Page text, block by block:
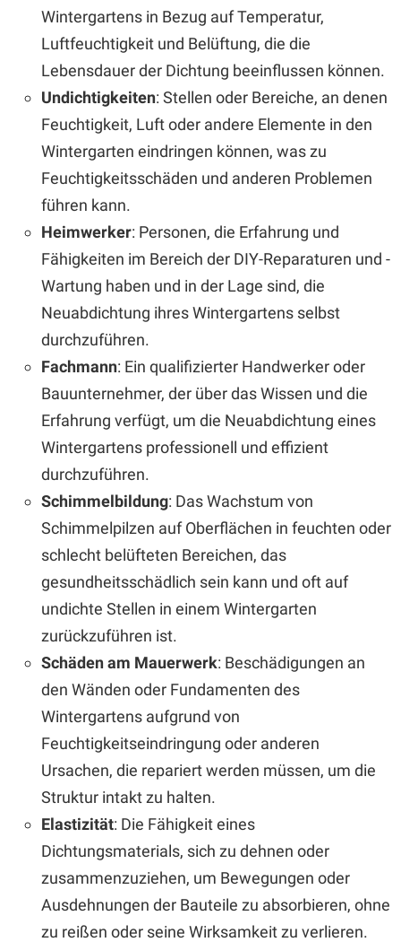
Wintergartens in Bezug auf Temperatur,
Luftfeuchtigkeit und Belüftung, die die
Lebensdauer der Dichtung beeinflussen können.
Undichtigkeiten: Stellen oder Bereiche, an denen
Feuchtigkeit, Luft oder andere Elemente in den
Wintergarten eindringen können, was zu
Feuchtigkeitsschäden und anderen Problemen
führen kann.
Heimwerker: Personen, die Erfahrung und
Fähigkeiten im Bereich der DIY-Reparaturen und -
Wartung haben und in der Lage sind, die
Neuabdichtung ihres Wintergartens selbst
durchzuführen.
Fachmann: Ein qualifizierter Handwerker oder
Bauunternehmer, der über das Wissen und die
Erfahrung verfügt, um die Neuabdichtung eines
Wintergartens professionell und effizient
durchzuführen.
Schimmelbildung: Das Wachstum von
Schimmelpilzen auf Oberflächen in feuchten oder
schlecht belüfteten Bereichen, das
gesundheitsschädlich sein kann und oft auf
undichte Stellen in einem Wintergarten
zurückzuführen ist.
Schäden am Mauerwerk: Beschädigungen an
den Wänden oder Fundamenten des
Wintergartens aufgrund von
Feuchtigkeitseindringung oder anderen
Ursachen, die repariert werden müssen, um die
Struktur intakt zu halten.
Elastizität: Die Fähigkeit eines
Dichtungsmaterials, sich zu dehnen oder
zusammenzuziehen, um Bewegungen oder
Ausdehnungen der Bauteile zu absorbieren, ohne
zu reißen oder seine Wirksamkeit zu verlieren.